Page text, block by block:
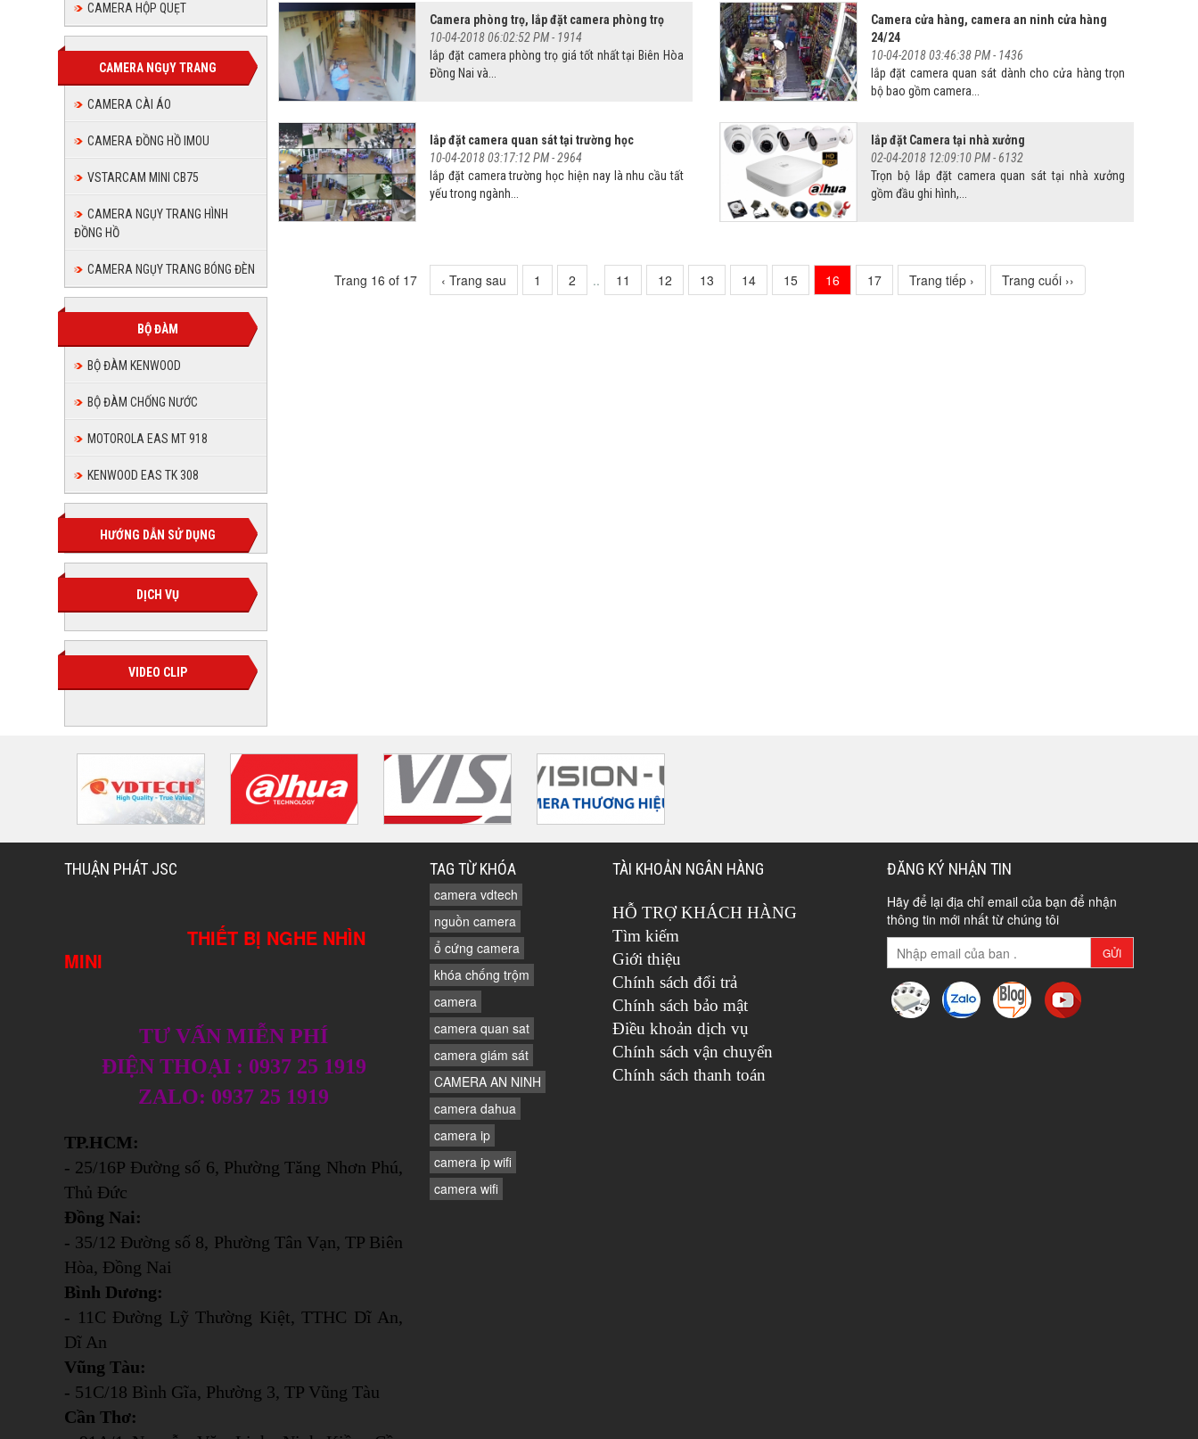
CAMERA HỘP QUẸT
CAMERA NGỤY TRANG
CAMERA CÀI ÁO
CAMERA ĐỒNG HỒ IMOU
VSTARCAM MINI CB75
CAMERA NGỤY TRANG HÌNH
ĐỒNG HỒ
CAMERA NGỤY TRANG BÓNG ĐÈN
BỘ ĐÀM
BỘ ĐÀM KENWOOD
BỘ ĐÀM CHỐNG NƯỚC
MOTOROLA EAS MT 918
KENWOOD EAS TK 308
HƯỚNG DẪN SỬ DỤNG
DỊCH VỤ
VIDEO CLIP
Camera phòng trọ, lắp đặt camera phòng trọ
10-04-2018 06:02:52 PM - 1914
lắp đặt camera phòng trọ giá tốt nhất tại Biên Hòa
Đồng Nai và...
Camera cửa hàng, camera an ninh cửa hàng
24/24
10-04-2018 03:46:38 PM - 1436
lắp đặt camera quan sát dành cho cửa hàng trọn
bộ bao gồm camera...
lắp đặt camera quan sát tại trường học
10-04-2018 03:17:12 PM -2964
lắp đặt camera trường học hiện nay là nhu cầu tất
yếu trong ngành...
lắp đặt Camera tại nhà xưởng
02-04-2018 12:09:10 PM -6132
Trọn bộ lắp đặt camera quan sát tại nhà xưởng
gồm đầu ghi hình,...
Trang 16 of 17 ‹ Trang sau 1 2 .. 11 12 13 14 15 16 17 Trang tiếp › Trang cuối ››
THUẬN PHÁT JSC
THIẾT BỊ NGHE NHÌN
MINI
TƯ VẤN MIỄN PHÍ
ĐIỆN THOẠI : 0937 25 1919
ZALO: 0937 25 1919
TP.HCM:
- 25/16P Đường số 6, Phường Tăng Nhơn Phú,
Thủ Đức
Đồng Nai:
- 35/12 Đường số 8, Phường Tân Vạn, TP Biên
Hòa, Đồng Nai
Bình Dương:
- 11C Đường Lỹ Thường Kiệt, TTHC Dĩ An,
Dĩ An
Vũng Tàu:
- 51C/18 Bình Gĩa, Phường 3, TP Vũng Tàu
Cần Thơ:
TAG TỪ KHÓA
camera vdtech
nguồn camera
ổ cứng camera
khóa chống trộm
camera
camera quan sat
camera giám sát
CAMERA AN NINH
camera dahua
camera ip
camera ip wifi
camera wifi
TÀI KHOẢN NGÂN HÀNG
HỖ TRỢ KHÁCH HÀNG
Tìm kiếm
Giới thiệu
Chính sách đổi trả
Chính sách bảo mật
Điều khoản dịch vụ
Chính sách vận chuyển
Chính sách thanh toán
ĐĂNG KÝ NHẬN TIN
Hãy để lại địa chỉ email của bạn để nhận
thông tin mới nhất từ chúng tôi
GỬI